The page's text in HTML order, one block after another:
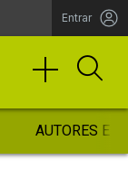
Entrar
AUTORES